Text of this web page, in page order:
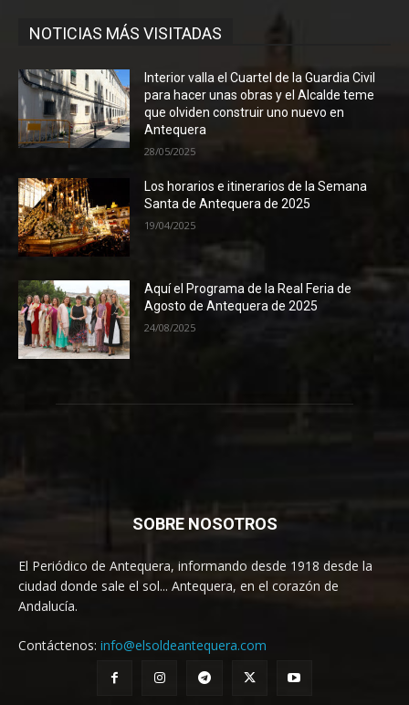
NOTICIAS MÁS VISITADAS
Interior valla el Cuartel de la Guardia Civil
para hacer unas obras y el Alcalde teme
que olviden construir uno nuevo en
Antequera
28/05/2025
Los horarios e itinerarios de la Semana
Santa de Antequera de 2025
19/04/2025
Aquí el Programa de la Real Feria de
Agosto de Antequera de 2025
24/08/2025
SOBRE NOSOTROS
El Periódico de Antequera, informando desde 1918 desde la
ciudad donde sale el sol... Antequera, en el corazón de
Andalucía.
Contáctenos: info@elsoldeantequera.com